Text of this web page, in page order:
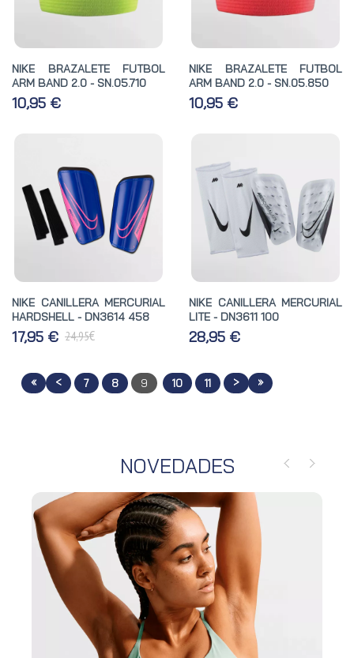
NIKE BRAZALETE FUTBOL
ARM BAND 2.0 - SN.05.710
10,95 €
NIKE BRAZALETE FUTBOL
ARM BAND 2.0 - SN.05.850
10,95 €
NIKE CANILLERA MERCURIAL
HARDSHELL - DN3614 458
17,95 € 24,95€
NIKE CANILLERA MERCURIAL
LITE - DN3611 100
28,95 €
« < 7 8 9 10 11 > »
NOVEDADES